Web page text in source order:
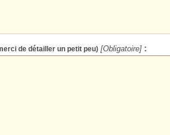
de détailler un petit peu) [Obligatoire] :